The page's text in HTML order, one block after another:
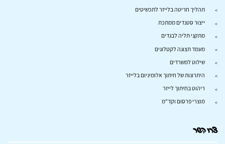
תהליך חריטה בלייזר לתכשיטים
ייצור סטנדים ממתכת
מתקני תליה לבגדים
מעמד תצוגה לקטלוגים
שילוט למשרדים
היתרונות של חיתוך אלומיניום בלייזר
ריהוט בחיתוך לייזר
מוצרי פרסום וקד"מ
צרו קשר